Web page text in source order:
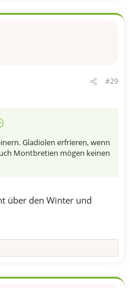
#29
Gladiolen erfrieren, wenn
Montbretien mögen keinen
über den Winter und